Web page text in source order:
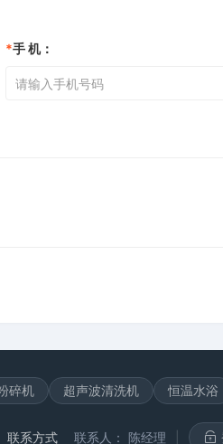
*手 机：
碎机 超声波清洗机 恒温水浴
联系方式 联系人： 陈经理